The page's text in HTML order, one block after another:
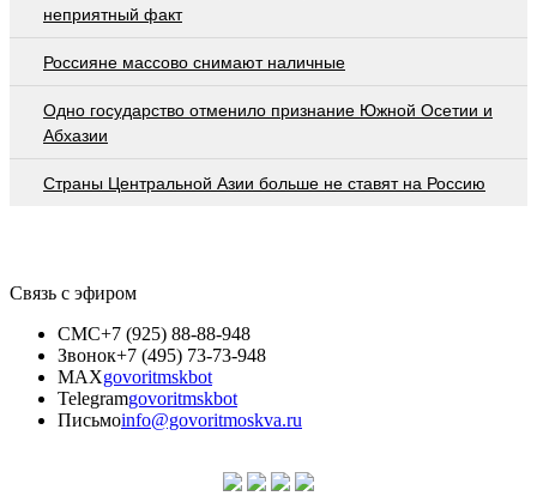
неприятный факт
Россияне массово снимают наличные
Одно государство отменило признание Южной Осетии и
Абхазии
Страны Центральной Азии больше не ставят на Россию
Связь с эфиром
СМС+7 (925) 88-88-948
Звонок+7 (495) 73-73-948
MAXgovoritmskbot
Telegramgovoritmskbot
Письмоinfo@govoritmoskva.ru